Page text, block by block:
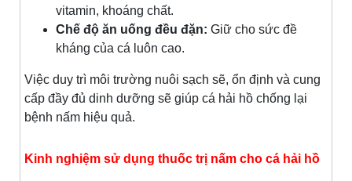
vitamin, khoáng chất.
Chế độ ăn uống đều đặn: Giữ cho sức đề
kháng của cá luôn cao.
Việc duy trì môi trường nuôi sạch sẽ, ổn định và cung
cấp đầy đủ dinh dưỡng sẽ giúp cá hải hồ chống lại
bệnh nấm hiệu quả.
Kinh nghiệm sử dụng thuốc trị nấm cho cá hải hồ